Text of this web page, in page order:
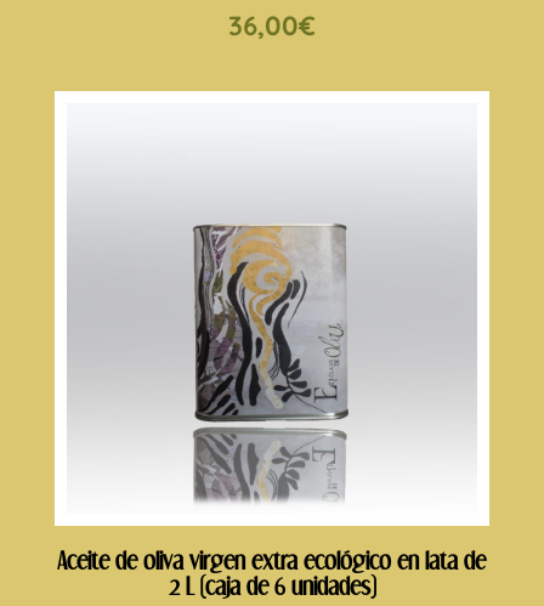
36,00€
Aceite de oliva virgen extra ecológico en lata de
2 L (caja de 6 unidades)